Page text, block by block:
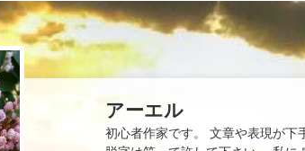
アーエル
初心者作家です。 文章や表現が下